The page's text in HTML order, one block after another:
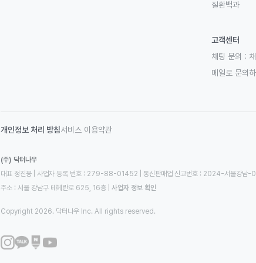
질환백과
고객센터
채팅 문의 :
메일로 문의하
개인정보 처리 방침서비스 이용약관
(주) 닥터나우
대표 정진웅 | 사업자 등록 번호 : 279-88-01452 | 통신판매업 신고번호 : 2024-서울강남
주소 : 서울 강남구 테헤란로 625, 16층
사업자 정보 확인
Copyright 2026. 닥터나우 Inc. All rights reserved.